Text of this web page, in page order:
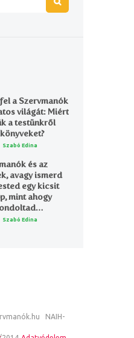
a Szervmanók
világát: Miért
a testünkről
Szabó Edina
és az
avagy ismerd
egy kicsit
mint ahogy
Szabó Edina
NAIH-